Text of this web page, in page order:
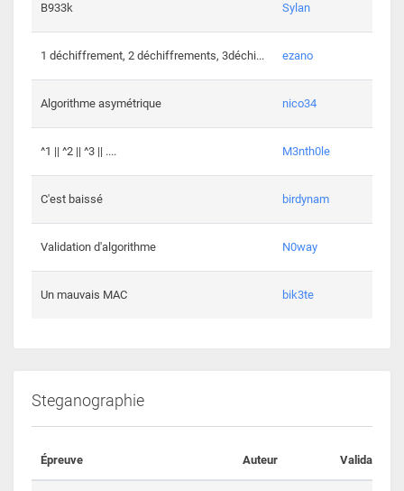
B933k Sylan
1 déchiffrement, 2 déchiffrements, 3déchi... ezano
Algorithme asymétrique nico34
^1 || ^2 || ^3 || .... M3nth0le
C'est baissé birdynam
Validation d'algorithme N0way
Un mauvais MAC bik3te
Steganographie
Épreuve Auteur Validations